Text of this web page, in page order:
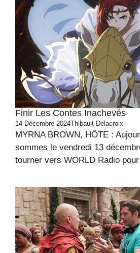
Finir Les Contes Inachevés
14 Décembre 2024Thibault Delacroix
MYRNA BROWN, HÔTE :
sommes le vendredi 13
tourner vers WORLD Radio